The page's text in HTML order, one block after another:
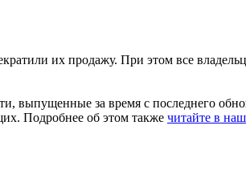
их продажу. При этом все
выпущенные за время с последнего
Подробнее об этом также читайте в